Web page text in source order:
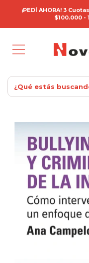
¡PEDÍ AHORA! 3
$100.000 -